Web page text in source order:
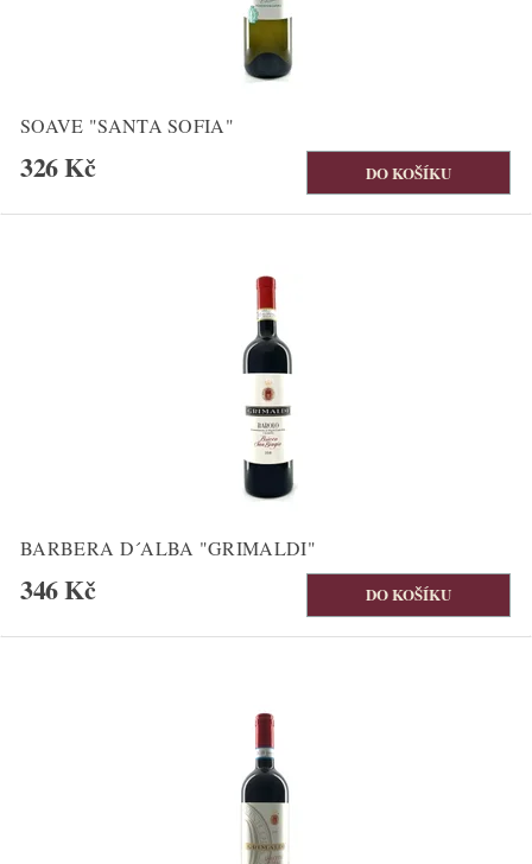
SOAVE "SANTA SOFIA"
326 Kč
BARBERA D´ALBA "GRIMALDI"
346 Kč